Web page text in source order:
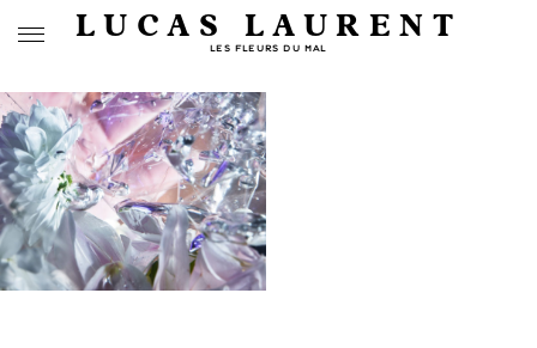
LUCAS LAURENT
LES FLEURS DU MAL